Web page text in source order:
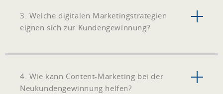
3. Welche digitalen Marketingstrategien
eignen sich zur Kundengewinnung?
4. Wie kann Content-Marketing bei der
Neukundengewinnung helfen?